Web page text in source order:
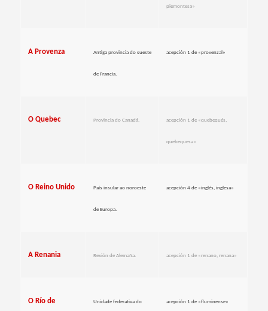
piemontesa»
A Provenza Antiga provincia do sueste
de Francia.
acepción 1 de «provenzal»
O Quebec Provincia do Canadá. acepción 1 de «quebequés,
quebequesa»
O Reino Unido País insular ao noroeste
de Europa.
acepción 4 de «inglés, inglesa»
A Renania Rexión de Alemaña. acepción 1 de «renano, renana»
O Río de Unidade federativa do acepción 1 de «fluminense»